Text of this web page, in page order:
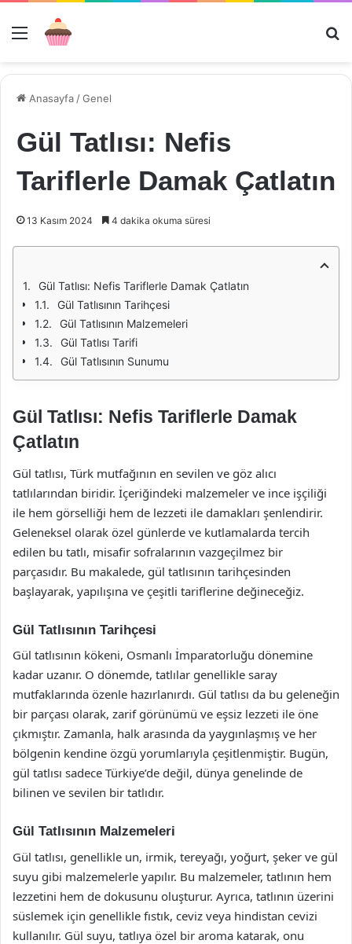
Menü
Anasayfa /Genel
Gül Tatlısı: Nefis
Tariflerle Damak Çatlatın
13 Kasım 2024 4 dakika okuma süresi
Gül Tatlısı: Nefis Tariflerle Damak Çatlatın
Gül Tatlısının Tarihçesi
Gül Tatlısının Malzemeleri
Gül Tatlısı Tarifi
Gül Tatlısının Sunumu
Gül Tatlısı: Nefis Tariflerle Damak
Çatlatın
Gül tatlısı, Türk mutfağının en sevilen ve göz alıcı
tatlılarından biridir. İçeriğindeki malzemeler ve ince işçiliği
ile hem görselliği hem de lezzeti ile damakları şenlendirir.
Geleneksel olarak özel günlerde ve kutlamalarda tercih
edilen bu tatlı, misafir sofralarının vazgeçilmez bir
parçasıdır. Bu makalede, gül tatlısının tarihçesinden
başlayarak, yapılışına ve çeşitli tariflerine değineceğiz.
Gül Tatlısının Tarihçesi
Gül tatlısının kökeni, Osmanlı İmparatorluğu dönemine
kadar uzanır. O dönemde, tatlılar genellikle saray
mutfaklarında özenle hazırlanırdı. Gül tatlısı da bu geleneğin
bir parçası olarak, zarif görünümü ve eşsiz lezzeti ile öne
çıkmıştır. Zamanla, halk arasında da yaygınlaşmış ve her
bölgenin kendine özgü yorumlarıyla çeşitlenmiştir. Bugün,
gül tatlısı sadece Türkiye’de değil, dünya genelinde de
bilinen ve sevilen bir tatlıdır.
Gül Tatlısının Malzemeleri
Gül tatlısı, genellikle un, irmik, tereyağı, yoğurt, şeker ve gül
suyu gibi malzemelerle yapılır. Bu malzemeler, tatlının hem
lezzetini hem de dokusunu oluşturur. Ayrıca, tatlının üzerini
süslemek için genellikle fıstık, ceviz veya hindistan cevizi
kullanılır. Gül suyu, tatlıya özel bir aroma katarak, onu